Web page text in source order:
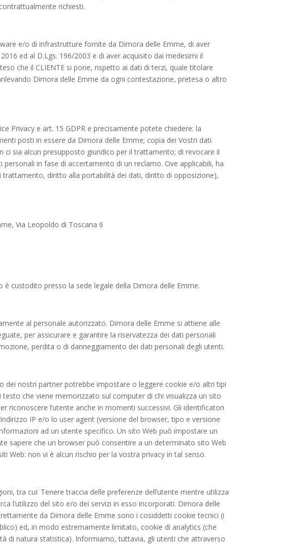
richiesti.
e/o di infrastrutture fornite da Dimora delle Emme, di aver
ed al D.Lgs. 196/2003 e di aver acquisito dai medesimi il
che il CLIENTE si pone, rispetto ai dati di terzi, quale titolare
Dimora delle Emme da ogni contestazione, pretesa o altro
Privacy e art. 15 GDPR e precisamente potete chiedere: la
posti in essere da Dimora delle Emme; copia dei Vostri dati
ci sia alcun presupposto giuridico per il trattamento; di revocare il
in fase di accertamento di un reclamo. Ove applicabili, ha
diritto alla portabilità dei dati, diritto di opposizione),
Via Leopoldo di Toscana 6
è custodito presso la sede legale della Dimora delle Emme.
al personale autorizzato. Dimora delle Emme si attiene alle
per assicurare e garantire la riservatezza dei dati personali
perdita o di danneggiamento dei dati personali degli utenti.
dei nostri partner potrebbe impostare o leggere cookie e/o altri tipi
che viene memorizzato sul computer di chi visualizza un sito
riconoscere l’utente anche in momenti successivi. Gli identificatori
IP e/o lo user agent (versione del browser, tipo e versione
ad un utente specifico. Un sito Web può impostare un
sapere che un browser può consentire a un determinato sito Web
Web: non vi è alcun rischio per la vostra privacy in tal senso.
tra cui: Tenere traccia delle preferenze dell’utente mentre utilizza
l’utilizzo del sito e/o dei servizi in esso incorporati. Dimora delle
da Dimora delle Emme sono i cosiddetti cookie tecnici (i
ed, in modo estremamente limitato, cookie di analytics (che
di natura statistica). Informiamo, tuttavia, gli utenti che attraverso